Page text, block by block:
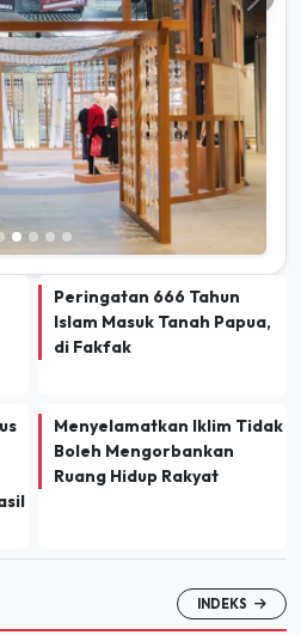
Peringatan 666 Tahun
Islam Masuk Tanah Papua,
di Fakfak
Ruang Hidup Rakyat
INDEKS